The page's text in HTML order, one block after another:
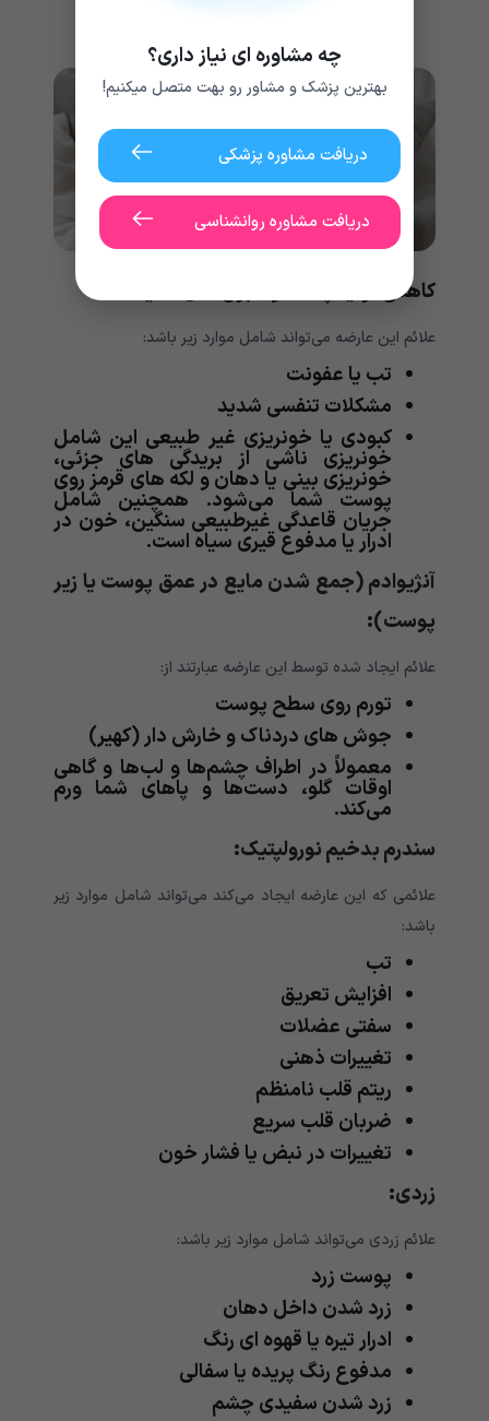
کاهش تولید پلاکت و گلبول های سفید:
علائم این عارضه می‌‌‌‌‌‌‌‌‌‌تواند شامل موارد زیر باشد:
تب یا عفونت
مشکلات تنفسی شدید
کبودی یا خونریزی غیر طبیعی این شامل
خونریزی ناشی از بریدگی های جزئی،
خونریزی بینی یا دهان و لکه های قرمز روی
پوست شما می‌‌‌‌‌‌‌‌‌‌شود. همچنین شامل
جریان قاعدگی غیرطبیعی سنگین، خون در
ادرار یا مدفوع قیری سیاه است.
آنژیوادم (جمع شدن مایع در عمق پوست یا زیر
پوست):
علائم ‌‌‌‌‌‌‌‌‌‌ایجاد شده توسط این عارضه عبارتند از:
تورم روی سطح پوست
جوش های دردناک و خارش دار (کهیر)
معمولاً در اطراف چشم‌ها و لب‌ها و گاهی
اوقات گلو، دست‌ها و پاهای شما ورم
می‌کند.
سندرم بدخیم نورولپتیک:
علائمی ‌‌‌‌‌‌‌‌‌‌که این عارضه ایجاد می‌‌‌‌‌‌‌‌‌‌کند می‌‌‌‌‌‌‌‌‌‌تواند شامل موارد زیر
باشد:
تب
افزایش تعریق
سفتی عضلات
تغییرات ذهنی
ریتم قلب نامنظم
ضربان قلب سریع
تغییرات در نبض یا فشار خون
زردی:
علائم زردی می‌‌‌‌‌‌‌‌‌‌تواند شامل موارد زیر باشد:
پوست زرد
زرد شدن داخل دهان
ادرار تیره یا قهوه ای رنگ
مدفوع رنگ پریده یا سفالی
زرد شدن سفیدی چشم
چه مشاوره ای نیاز داری؟
بهترین پزشک و مشاور رو بهت متصل میکنیم!
دریافت مشاوره پزشکی
دریافت مشاوره روانشناسی